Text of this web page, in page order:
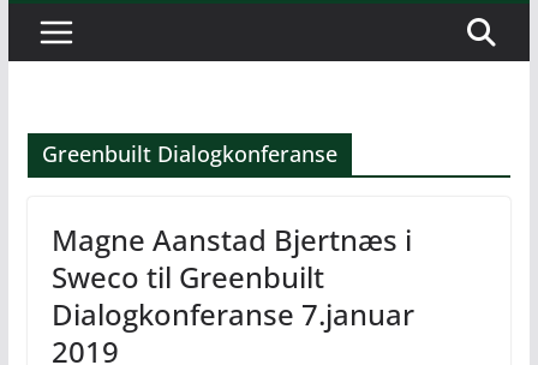
Greenbuilt Dialogkonferanse
Magne Aanstad Bjertnæs i
Sweco til Greenbuilt
Dialogkonferanse 7.januar
2019